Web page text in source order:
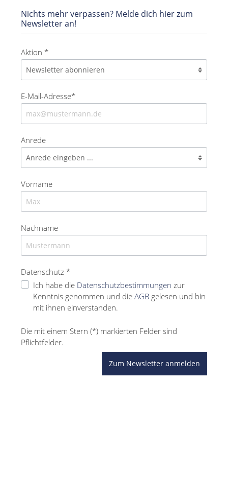
Nichts mehr verpassen? Melde dich hier zum
Newsletter an!
Aktion *
E-Mail-Adresse*
Anrede
Vorname
Nachname
Datenschutz *
Ich habe die Datenschutzbestimmungen zur
Kenntnis genommen und die AGB gelesen und bin
mit ihnen einverstanden.
Die mit einem Stern (*) markierten Felder sind
Pflichtfelder.
Zum Newsletter anmelden